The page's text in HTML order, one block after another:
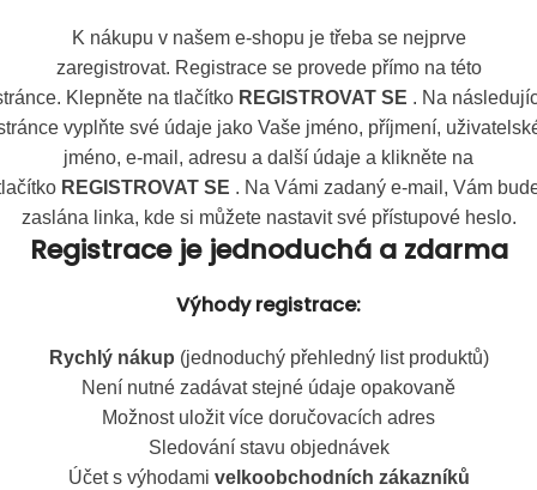
K nákupu v našem e-shopu je třeba se nejprve
zaregistrovat. Registrace se provede přímo na této
Klepněte na tlačítko REGISTROVAT SE . Na
vyplňte své údaje jako Vaše jméno, příjmení,
jméno, e-mail, adresu a další údaje a klikněte na
REGISTROVAT SE . Na Vámi zadaný e-mail, Vám
zaslána linka, kde si můžete nastavit své přístupové heslo.
Registrace je jednoduchá a zdarma
Výhody registrace:
Rychlý nákup (jednoduchý přehledný list produktů)
Není nutné zadávat stejné údaje opakovaně
Možnost uložit více doručovacích adres
Sledování stavu objednávek
Účet s výhodami velkoobchodních zákazníků